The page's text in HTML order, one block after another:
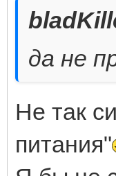
да не
Не так
питания"